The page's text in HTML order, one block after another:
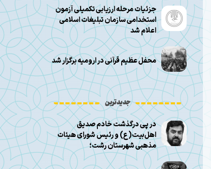
جزئیات مرحله ارزیابی تکمیلی آزمون
استخدامی سازمان تبلیغات اسلامی
اعلام شد
محفل عظیم قرآنی در ارومیه برگزار شد
جدیدترین
در پی درگذشت خادم صدیق
اهل‌بیت(ع) و رئیس شورای هیئات
مذهبی شهرستان رشت؛